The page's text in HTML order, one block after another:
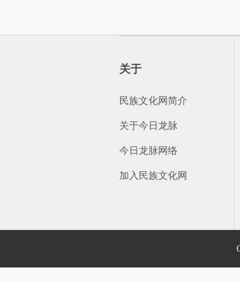
关于
民族文化网简介
关于今日龙脉
今日龙脉网络
加入民族文化网